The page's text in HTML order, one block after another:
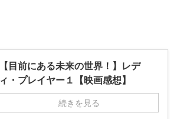
【目前にある未来の世界！】レデ
ィ・プレイヤー１【映画感想】
続きを見る